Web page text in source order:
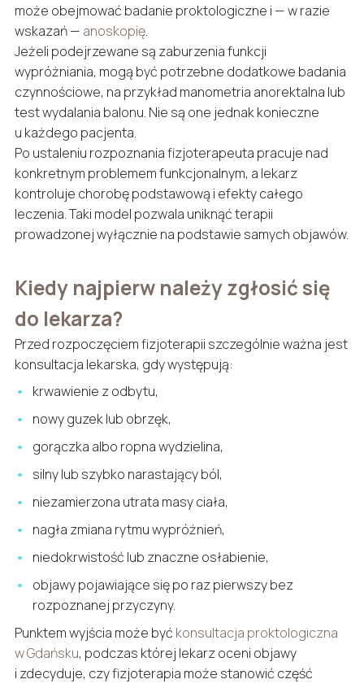
może obejmować badanie proktologiczne i — w razie
wskazań — anoskopię.
Jeżeli podejrzewane są zaburzenia funkcji
wypróżniania, mogą być potrzebne dodatkowe badania
czynnościowe, na przykład manometria anorektalna lub
test wydalania balonu. Nie są one jednak konieczne
u każdego pacjenta.
Po ustaleniu rozpoznania fizjoterapeuta pracuje nad
konkretnym problemem funkcjonalnym, a lekarz
kontroluje chorobę podstawową i efekty całego
leczenia. Taki model pozwala uniknąć terapii
prowadzonej wyłącznie na podstawie samych objawów.
Kiedy najpierw należy zgłosić się
do lekarza?
Przed rozpoczęciem fizjoterapii szczególnie ważna jest
konsultacja lekarska, gdy występują:
krwawienie z odbytu,
nowy guzek lub obrzęk,
gorączka albo ropna wydzielina,
silny lub szybko narastający ból,
niezamierzona utrata masy ciała,
nagła zmiana rytmu wypróżnień,
niedokrwistość lub znaczne osłabienie,
objawy pojawiające się po raz pierwszy bez
rozpoznanej przyczyny.
Punktem wyjścia może być konsultacja proktologiczna
w Gdańsku, podczas której lekarz oceni objawy
i zdecyduje, czy fizjoterapia może stanowić część